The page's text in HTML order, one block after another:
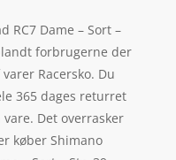
RC7 Dame – Sort –
forbrugerne der
Racersko. Du
365 dages returret
Det overrasker
køber Shimano